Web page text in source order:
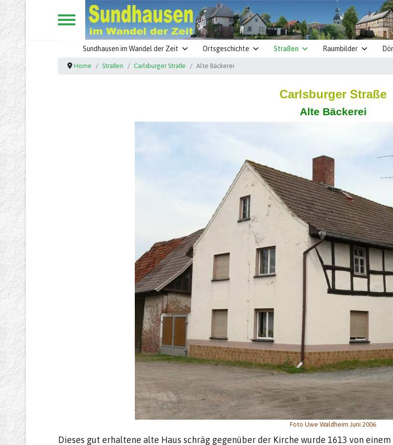
Sundhausen im Wandel der Zeit Ortsgeschichte Straßen Raumbilder
Home Straßen Carlsburger Straße Alte Bäckerei
Carlsburger Straße
Alte Bäckerei
Foto Uwe Waldheim Juni 2006
Dieses gut erhaltene alte Haus schräg gegenüber der Kirche wurde 1613 von